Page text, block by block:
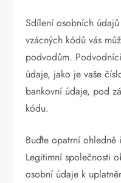
Sdílení osobních
vzácných kódů vás
podvodům.
údaje, jako je vaše
bankovní údaje, pod
kódu.
Buďte opatrní ohledně
Legitimní společnosti
osobní údaje k